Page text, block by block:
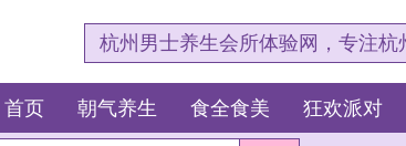
杭州男士养生会所体验网，专注杭州SPA按摩休闲桑拿
朝气养生 食全食美 狂欢派对 时尚运动 尚品